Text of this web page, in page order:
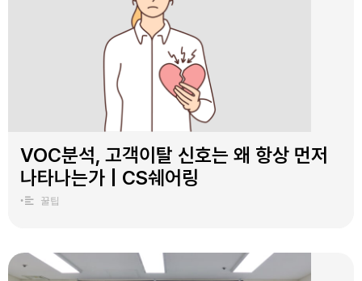
VOC분석, 고객이탈 신호는 왜 항상 먼저
나타나는가 | CS쉐어링
• 꿀팁